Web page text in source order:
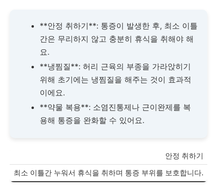
**안정 취하기**: 통증이 발생한 후, 최소 이틀
간은 무리하지 않고 충분히 휴식을 취해야 해
요.
**냉찜질**: 허리 근육의 부종을 가라앉히기
위해 초기에는 냉찜질을 해주는 것이 효과적
이에요.
**약물 복용**: 소염진통제나 근이완제를 복
용해 통증을 완화할 수 있어요.
안정 취하기
최소 이틀간 누워서 휴식을 취하며 통증 부위를 보호합니다.